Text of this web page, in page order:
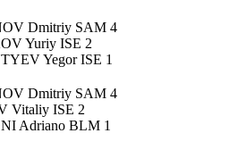
Dmitriy SAM 4
Yuriy ISE 2
Yegor ISE 1
Dmitriy SAM 4
Vitaliy ISE 2
Adriano BLM 1